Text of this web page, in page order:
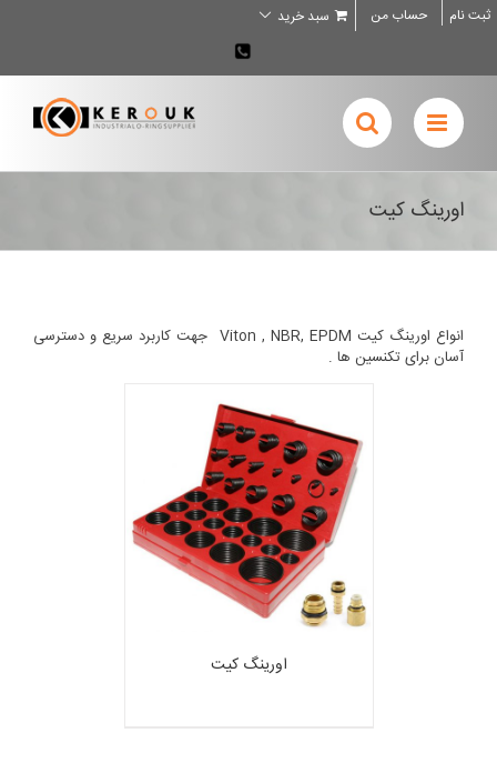
Skip
to
ثبت نام حساب من سبد خرید
02636707898
اورینگ کیت
انواع اورینگ کیت Viton , NBR, EPDM جهت کاربرد سریع و دسترسی
آسان برای تکنسین ها .
اورینگ کیت